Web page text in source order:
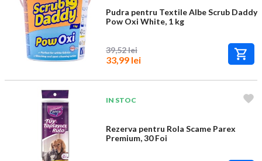
Pudra pentru Textile Albe Scrub Daddy
Pow Oxi White, 1 kg
39,52 lei
33,99 lei
IN STOC
Rezerva pentru Rola Scame Parex
Premium, 30 Foi